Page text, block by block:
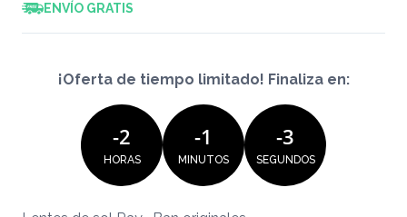
ENVÍO GRATIS
¡Oferta de tiempo limitado! Finaliza en:
-2
HORAS
-1
MINUTOS
-3
SEGUNDOS